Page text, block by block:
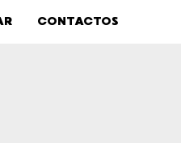
CONTACTOS